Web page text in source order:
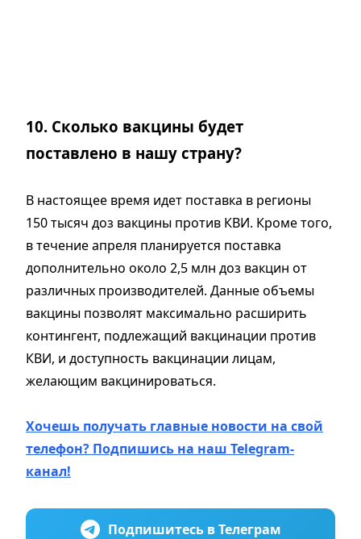
10. Сколько вакцины будет
поставлено в нашу страну?
В настоящее время идет поставка в регионы
150 тысяч доз вакцины против КВИ. Кроме того,
в течение апреля планируется поставка
дополнительно около 2,5 млн доз вакцин от
различных производителей. Данные объемы
вакцины позволят максимально расширить
контингент, подлежащий вакцинации против
КВИ, и доступность вакцинации лицам,
желающим вакцинироваться.
Хочешь получать главные новости на свой
телефон? Подпишись на наш Telegram-
канал!
Подпишитесь в Телеграм